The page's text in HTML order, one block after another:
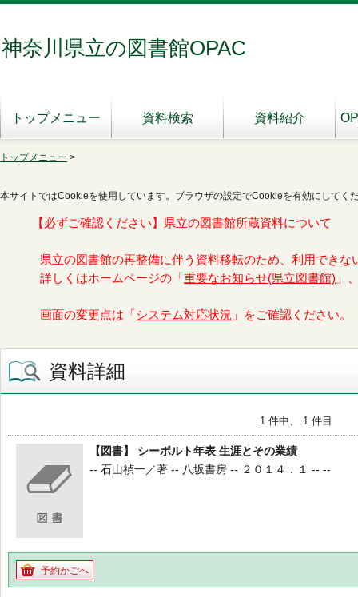
神奈川県立の図書館OPAC
トップメニュー 資料検索 資料紹介
トップメニュー >
本サイトではCookieを使用しています。ブラウザの設定でCookieを有効にしてく
【必ずご確認ください】県立の図書館所蔵資料について
県立の図書館の再整備に伴う資料移転のため、利用できな
詳しくはホームページの「 重要なお知らせ(県立図書館) 」
画面の変更点は「 システム対応状況 」をご確認ください。
資料詳細
1 件中、 1 件目
【図書】 シーボルト年表 生涯とその業績
-- 石山禎一／著 -- 八坂書房 -- ２０１４．１ -- --
予約かごへ